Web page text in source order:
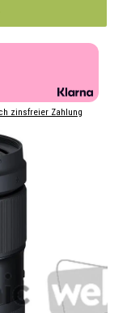
zinsfreier Zahlung